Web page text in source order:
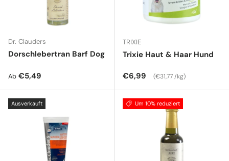
Dr. Clauders
Dorschlebertran Barf Dog
Normaler Preis
Ab €5,49
TRIXIE
Trixie Haut & Haar Hund
Normaler Preis
€6,99 Grundpreis
€31,77 /kg
Ausverkauft Um 10% reduziert